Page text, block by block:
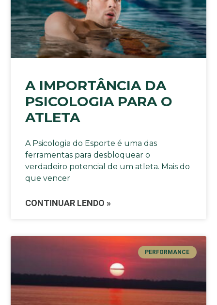
A IMPORTÂNCIA DA
PSICOLOGIA PARA O
ATLETA
A Psicologia do Esporte é uma das
ferramentas para desbloquear o
verdadeiro potencial de um atleta. Mais do
que vencer
CONTINUAR LENDO »
PERFORMANCE